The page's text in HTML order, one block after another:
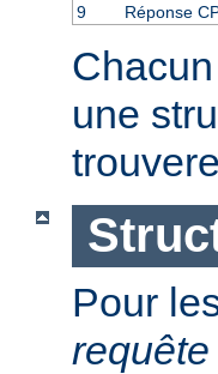
9
Réponse
une
Pour
requête